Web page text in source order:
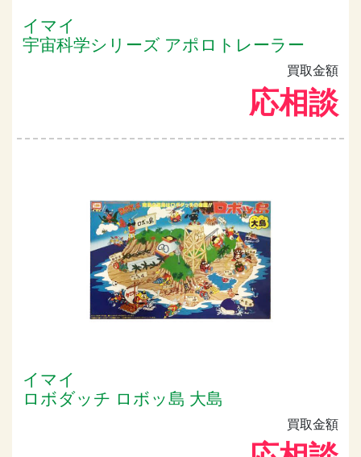
イマイ
宇宙科学シリーズ アポロトレーラー
買取金額
応相談
イマイ
ロボダッチ ロボッ島 大島
買取金額